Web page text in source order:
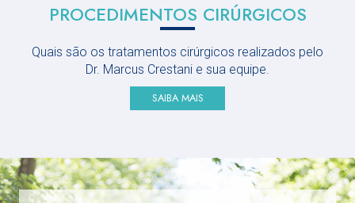
PROCEDIMENTOS CIRÚRGICOS
Quais são os tratamentos cirúrgicos realizados pelo
Dr. Marcus Crestani e sua equipe.
SAIBA MAIS